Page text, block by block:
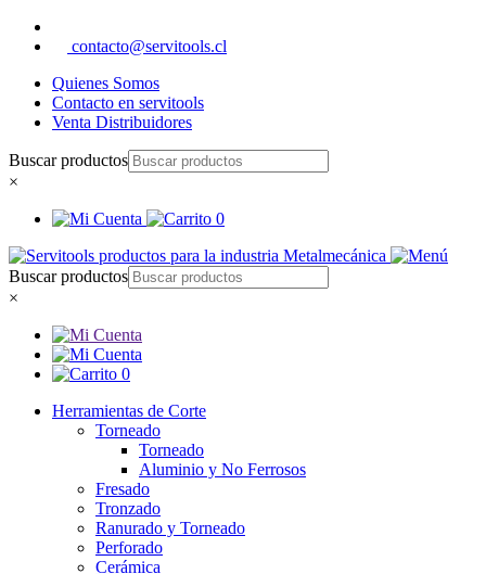
contacto@servitools.cl
Quienes Somos
Contacto en servitools
Venta Distribuidores
Buscar productos
×
0
Buscar productos
×
0
Herramientas de Corte
Torneado
Torneado
Aluminio y No Ferrosos
Fresado
Tronzado
Ranurado y Torneado
Perforado
Cerámica